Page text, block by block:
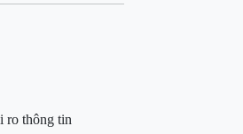
ro thông tin